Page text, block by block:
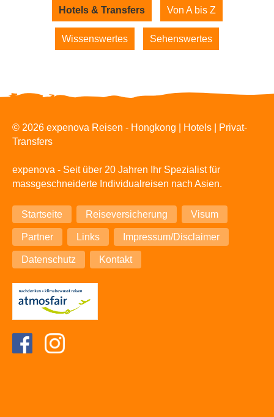
Hotels & Transfers Von A bis Z
Wissenswertes Sehenswertes
© 2026 expenova Reisen - Hongkong | Hotels | Privat-
Transfers
expenova - Seit über 20 Jahren Ihr Spezialist für
massgeschneiderte Individualreisen nach Asien.
Navigation
überspringen
Startseite Reiseversicherung Visum
Partner Links Impressum/Disclaimer
Datenschutz Kontakt